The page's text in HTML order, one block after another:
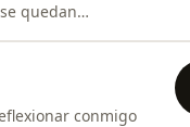
quedan
conmigo